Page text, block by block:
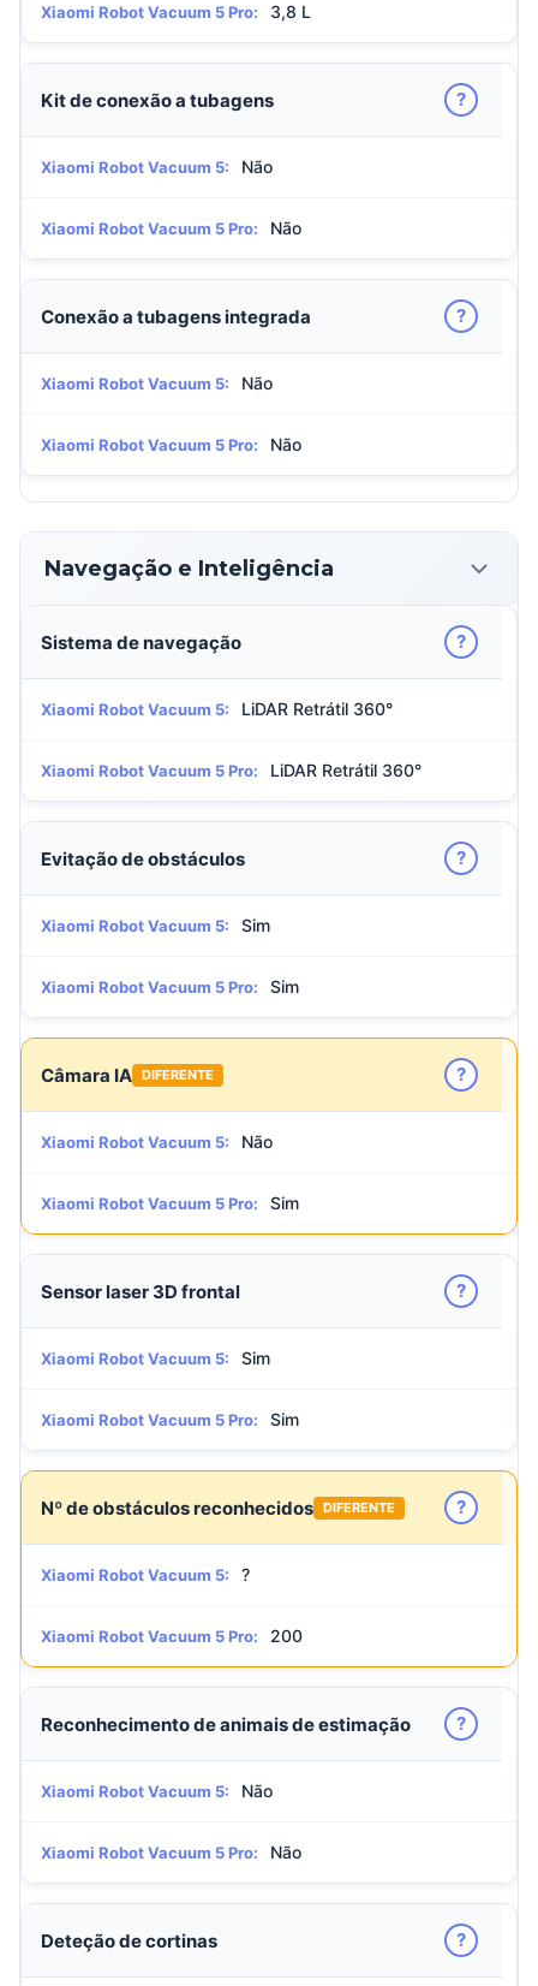
Xiaomi Robot Vacuum 5 Pro: 3,8 L
Kit de conexão a tubagens ?
Xiaomi Robot Vacuum 5: Não
Xiaomi Robot Vacuum 5 Pro: Não
Conexão a tubagens integrada ?
Xiaomi Robot Vacuum 5: Não
Xiaomi Robot Vacuum 5 Pro: Não
Navegação e Inteligência
Sistema de navegação ?
Xiaomi Robot Vacuum 5: LiDAR Retrátil 360°
Xiaomi Robot Vacuum 5 Pro: LiDAR Retrátil 360°
Evitação de obstáculos ?
Xiaomi Robot Vacuum 5: Sim
Xiaomi Robot Vacuum 5 Pro: Sim
Câmara IA DIFERENTE ?
Xiaomi Robot Vacuum 5: Não
Xiaomi Robot Vacuum 5 Pro: Sim
Sensor laser 3D frontal ?
Xiaomi Robot Vacuum 5: Sim
Xiaomi Robot Vacuum 5 Pro: Sim
Nº de obstáculos reconhecidos DIFERENTE ?
Xiaomi Robot Vacuum 5: ?
Xiaomi Robot Vacuum 5 Pro: 200
Reconhecimento de animais de estimação ?
Xiaomi Robot Vacuum 5: Não
Xiaomi Robot Vacuum 5 Pro: Não
Deteção de cortinas ?